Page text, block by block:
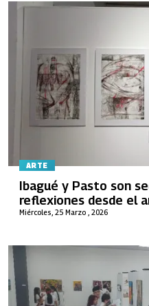
ARTE
Miércoles, 25 Marzo , 2026
Ibagué y Pasto son
reflexiones desde el